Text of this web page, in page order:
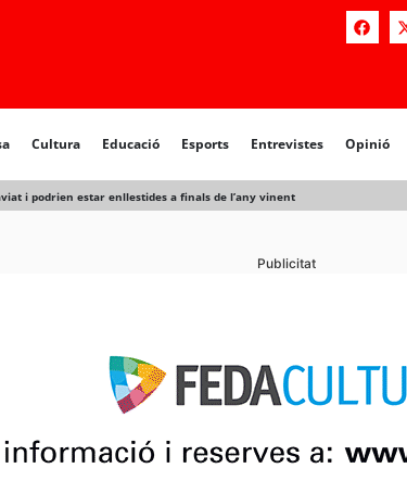
Cultura Educació Esports Entrevistes Opinió
i podrien estar enllestides a finals de l’any vinent
Publicitat